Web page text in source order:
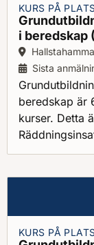
KURS PÅ
i beredskap
Ort:
Sista
beredskap är
kurser. Detta
KURS PÅ